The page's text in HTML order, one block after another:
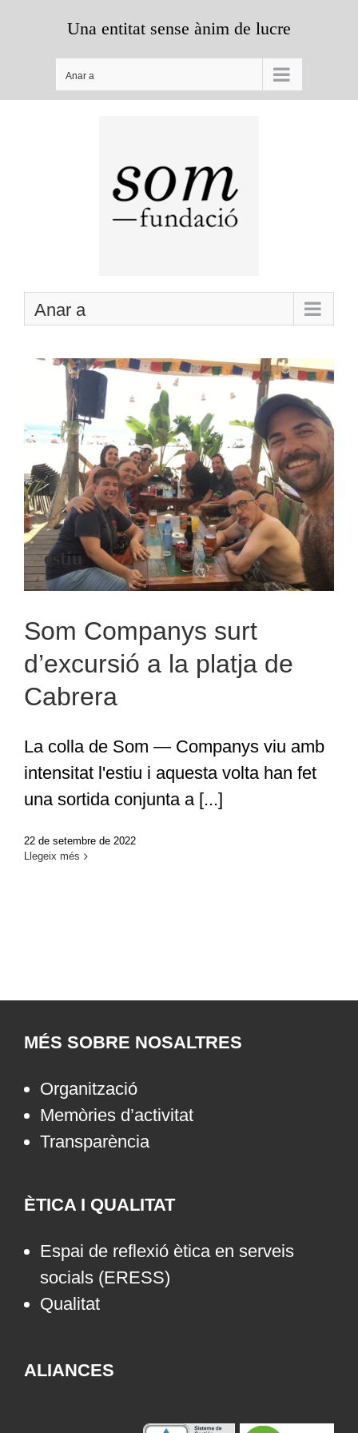
Una entitat sense ànim de lucre
Anar a
Anar a
estiu
Som Companys surt d’excursió a
la platja de Cabrera
Som Companys surt
d’excursió a la platja de
Cabrera
La colla de Som — Companys viu amb
intensitat l'estiu i aquesta volta han fet
una sortida conjunta a [...]
22 de setembre de 2022
Llegeix més
MÉS SOBRE NOSALTRES
Organització
Memòries d’activitat
Transparència
ÈTICA I QUALITAT
Espai de reflexió ètica en serveis
socials (ERESS)
Qualitat
ALIANCES